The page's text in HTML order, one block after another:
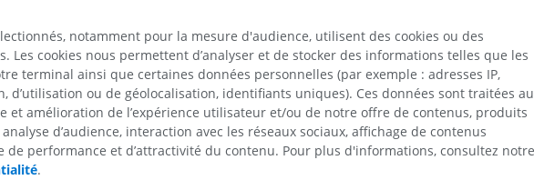
Humain : trois lobes (supérieur, moyen, inférieur).
Poumon gauche:
Chiens, chats, ruminants : divisé en deux lobes :
Lobe cranial, subdivisé en parties craniale et
caudale
Cheval - Ostéologie
SOURIS
Souris - Corps entier
notamment pour la mesure d'audience, utilisent des cookies ou des
Les cookies nous permettent d’analyser et de stocker des informations telles que les
terminal ainsi que certaines données personnelles (par exemple : adresses IP,
d’utilisation ou de géolocalisation, identifiants uniques). Ces données sont traitées
et amélioration de l’expérience utilisateur et/ou de notre offre de contenus, produits
d’audience, interaction avec les réseaux sociaux, affichage de contenus
de performance et d’attractivité du contenu. Pour plus d'informations, consultez notre
.